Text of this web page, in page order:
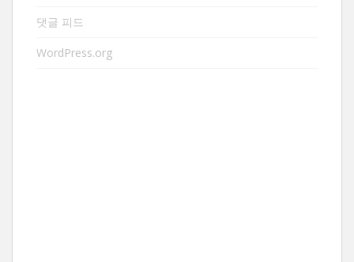
댓글 피드
WordPress.org